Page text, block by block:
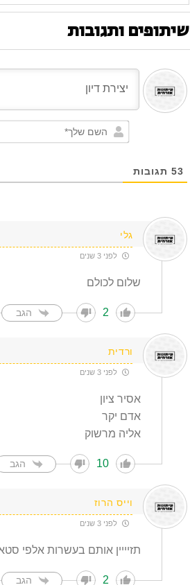
שיתופים ותגובות
53 תגובות
גלי
לפני 3 שנים
שלום לכולם
2 הגב
ורדית
לפני 3 שנים
אסיר ציון
אדם יקר
אליה מרשוק
10 הגב
וייס הרוז
לפני 3 שנים
תזיייין אותם בעשרות אלפי
2 הגב